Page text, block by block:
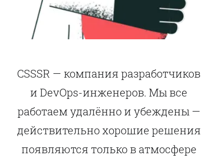
CSSSR — компания разработчиков
и DevOps-инженеров. Мы все
работаем удалённо и убеждены —
действительно хорошие решения
появляются только в атмосфере